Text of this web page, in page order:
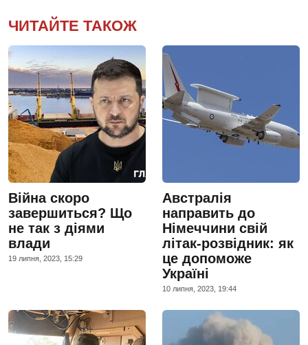
ЧИТАЙТЕ ТАКОЖ
Війна скоро
завершиться? Що
не так з діями
влади
19 липня, 2023, 15:29
Австралія
направить до
Німеччини свій
літак-розвідник: як
це допоможе
Україні
10 липня, 2023, 19:44